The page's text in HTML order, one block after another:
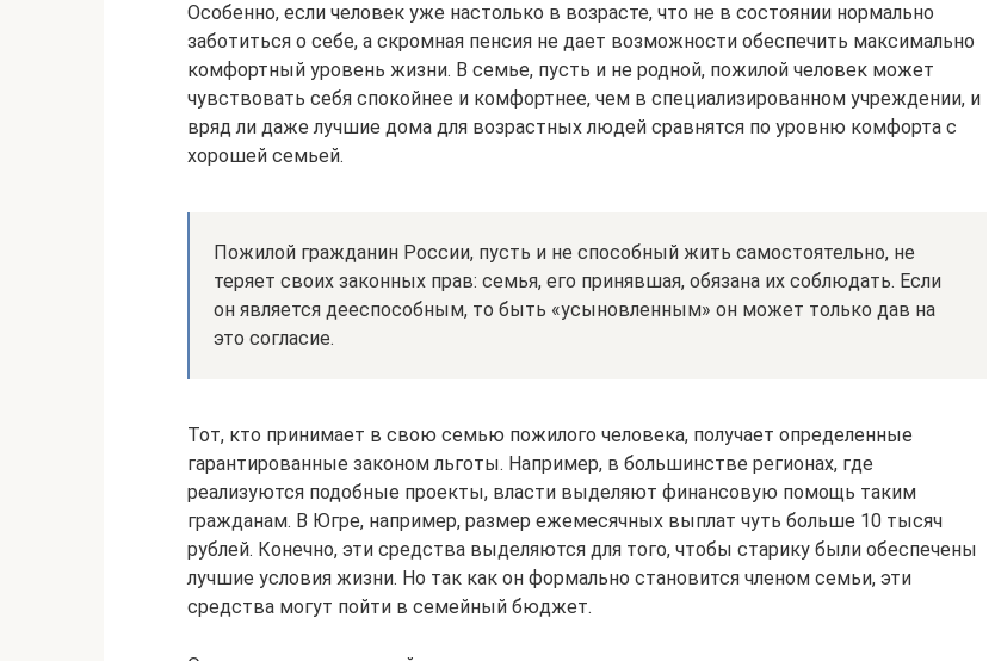
Особенно, если человек уже настолько в возрасте, что не в состоянии нормально
заботиться о себе, а скромная пенсия не дает возможности обеспечить максимально
комфортный уровень жизни. В семье, пусть и не родной, пожилой человек может
чувствовать себя спокойнее и комфортнее, чем в специализированном учреждении, и
вряд ли даже лучшие дома для возрастных людей сравнятся по уровню комфорта с
хорошей семьей.
Пожилой гражданин России, пусть и не способный жить самостоятельно, не
теряет своих законных прав: семья, его принявшая, обязана их соблюдать. Если
он является дееспособным, то быть «усыновленным» он может только дав на
это согласие.
Тот, кто принимает в свою семью пожилого человека, получает определенные
гарантированные законом льготы. Например, в большинстве регионах, где
реализуются подобные проекты, власти выделяют финансовую помощь таким
гражданам. В Югре, например, размер ежемесячных выплат чуть больше 10 тысяч
рублей. Конечно, эти средства выделяются для того, чтобы старику были обеспечены
лучшие условия жизни. Но так как он формально становится членом семьи, эти
средства могут пойти в семейный бюджет.